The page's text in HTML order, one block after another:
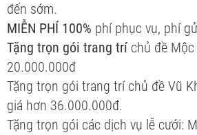
đến sớm.
MIỄN PHÍ 100% phí phục vụ, phí
Tặng trọn gói trang trí chủ đề
20.000.000đ
Tặng trọn gói trang trí chủ đề Vũ
giá hơn 36.000.000đ.
Tặng trọn gói các dịch vụ lễ cưới: